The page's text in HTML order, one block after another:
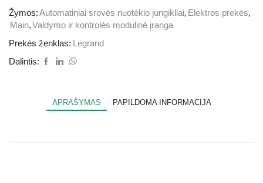
Žymos:Automatiniai srovės nuotėkio jungikliai, Elektros prekės,
Main,Valdymo ir kontrolės modulinė įranga
Prekės ženklas:
Legrand
Dalintis:
APRAŠYMAS PAPILDOMA INFORMACIJA